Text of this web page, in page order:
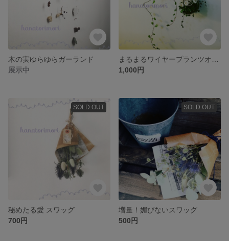
木の実ゆらゆらガーランド
展示中
1,000円
SOLD OUT
秘めたる愛 スワッグ
700円
SOLD OUT
増量！媚びないスワッグ
500円